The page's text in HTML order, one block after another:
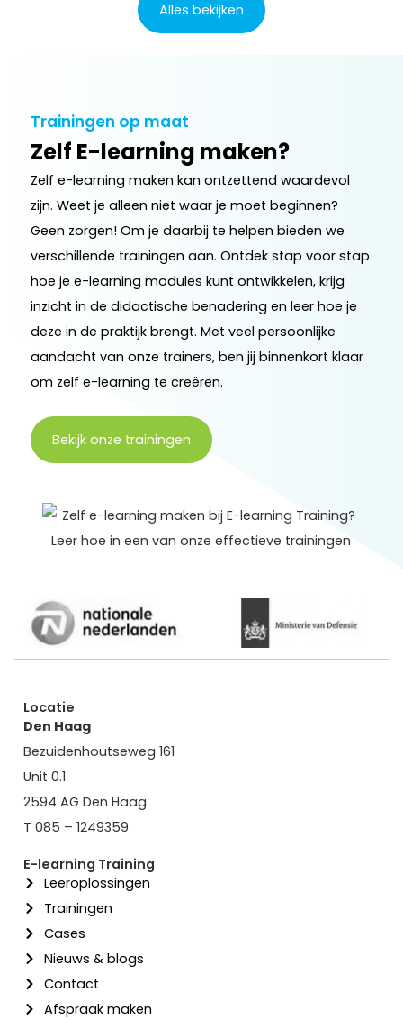
Alles bekijken
Trainingen op maat
Zelf E-learning maken?
Zelf e-learning maken kan ontzettend waardevol
zijn. Weet je alleen niet waar je moet beginnen?
Geen zorgen! Om je daarbij te helpen bieden we
verschillende trainingen aan. Ontdek stap voor stap
hoe je e-learning modules kunt ontwikkelen, krijg
inzicht in de didactische benadering en leer hoe je
deze in de praktijk brengt. Met veel persoonlijke
aandacht van onze trainers, ben jij binnenkort klaar
om zelf e-learning te creëren.
Bekijk onze trainingen
Locatie
Den Haag
Bezuidenhoutseweg 161
Unit 0.1
2594 AG Den Haag
T 085 – 1249359
E-learning Training
Leeroplossingen
Trainingen
Cases
Nieuws & blogs
Contact
Afspraak maken